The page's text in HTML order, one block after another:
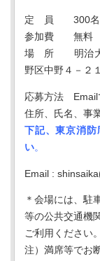
定 員 300名
参加費 無料
場 所 明治大
野区中野４－２
応募方法 Email
住所、氏名、事
下記、東京消防
い。
Email :
＊会場には、駐
等の公共交通機
ご利用ください。
注）満席等でお